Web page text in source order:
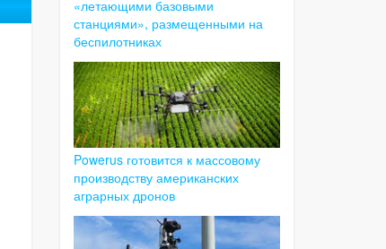
«летающими базовыми
станциями», размещенными на
беспилотниках
Powerus готовится к массовому
производству американских
аграрных дронов